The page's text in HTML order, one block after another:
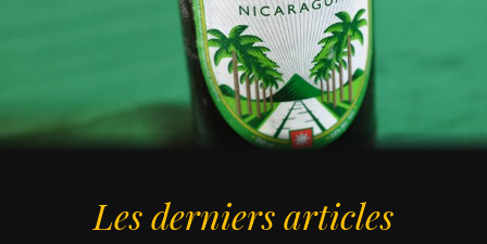
Les derniers articles